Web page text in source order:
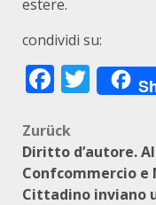
estere.
condividi su:
Zurück
Diritto d’autore.
Confcommercio e
Cittadino inviano